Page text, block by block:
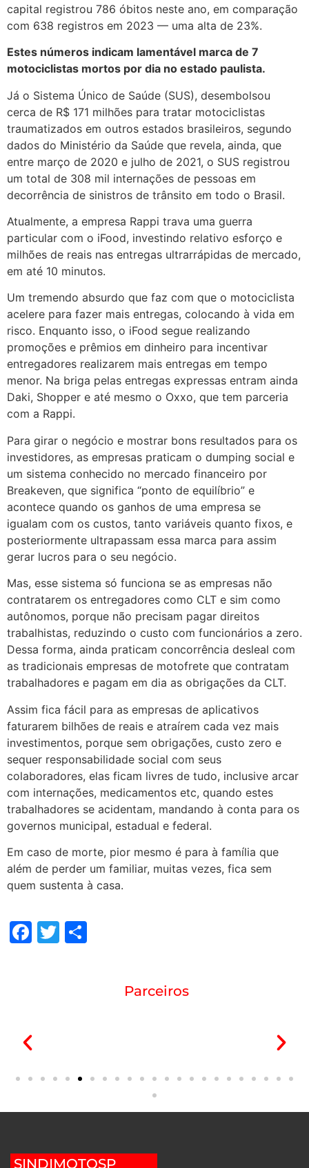
capital registrou 786 óbitos neste ano, em comparação
com 638 registros em 2023 — uma alta de 23%.
Estes números indicam lamentável marca de 7
motociclistas mortos por dia no estado paulista.
Já o Sistema Único de Saúde (SUS), desembolsou
cerca de R$ 171 milhões para tratar motociclistas
traumatizados em outros estados brasileiros, segundo
dados do Ministério da Saúde que revela, ainda, que
entre março de 2020 e julho de 2021, o SUS registrou
um total de 308 mil internações de pessoas em
decorrência de sinistros de trânsito em todo o Brasil.
Atualmente, a empresa Rappi trava uma guerra
particular com o iFood, investindo relativo esforço e
milhões de reais nas entregas ultrarrápidas de mercado,
em até 10 minutos.
Um tremendo absurdo que faz com que o motociclista
acelere para fazer mais entregas, colocando à vida em
risco. Enquanto isso, o iFood segue realizando
promoções e prêmios em dinheiro para incentivar
entregadores realizarem mais entregas em tempo
menor. Na briga pelas entregas expressas entram ainda
Daki, Shopper e até mesmo o Oxxo, que tem parceria
com a Rappi.
Para girar o negócio e mostrar bons resultados para os
investidores, as empresas praticam o dumping social e
um sistema conhecido no mercado financeiro por
Breakeven, que significa “ponto de equilíbrio” e
acontece quando os ganhos de uma empresa se
igualam com os custos, tanto variáveis quanto fixos, e
posteriormente ultrapassam essa marca para assim
gerar lucros para o seu negócio.
Mas, esse sistema só funciona se as empresas não
contratarem os entregadores como CLT e sim como
autônomos, porque não precisam pagar direitos
trabalhistas, reduzindo o custo com funcionários a zero.
Dessa forma, ainda praticam concorrência desleal com
as tradicionais empresas de motofrete que contratam
trabalhadores e pagam em dia as obrigações da CLT.
Assim fica fácil para as empresas de aplicativos
faturarem bilhões de reais e atraírem cada vez mais
investimentos, porque sem obrigações, custo zero e
sequer responsabilidade social com seus
colaboradores, elas ficam livres de tudo, inclusive arcar
com internações, medicamentos etc, quando estes
trabalhadores se acidentam, mandando à conta para os
governos municipal, estadual e federal.
Em caso de morte, pior mesmo é para à família que
além de perder um familiar, muitas vezes, fica sem
quem sustenta à casa.
Facebook
Twitter
Parceiros
SINDIMOTOSP